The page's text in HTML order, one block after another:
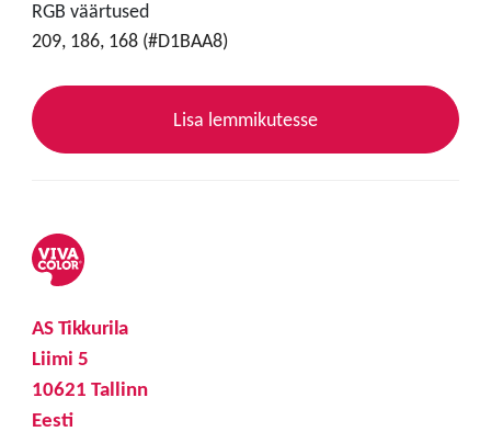
RGB väärtused
209, 186, 168 (#D1BAA8)
Lisa lemmikutesse
AS Tikkurila
Liimi 5
10621 Tallinn
Eesti